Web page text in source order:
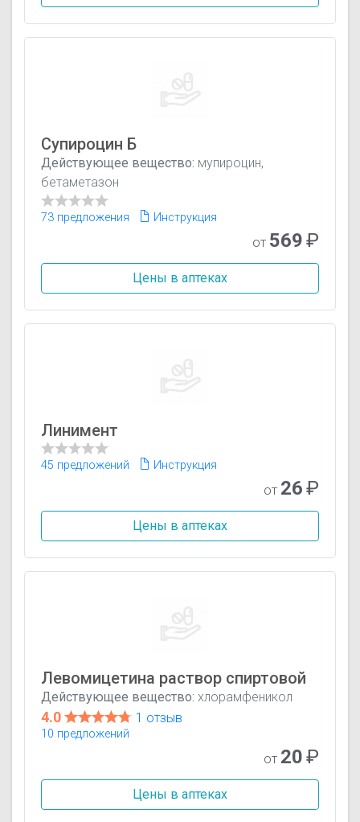
Супироцин Б
Действующее вещество: мупироцин,
бетаметазон
73 предложения Инструкция
от 569₽
Цены в аптеках
Линимент
45 предложений Инструкция
от 26₽
Цены в аптеках
Левомицетина раствор спиртовой
Действующее вещество: хлорамфеникол
4.0 1 отзыв
10 предложений
от 20₽
Цены в аптеках